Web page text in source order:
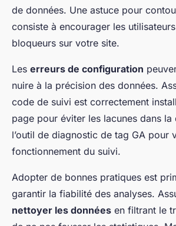
de données. Une astuce pour
consiste à encourager les
bloqueurs sur votre site.
Les erreurs de configuration
nuire à la précision des données.
code de suivi est correctement
page pour éviter les lacunes dans
l’outil de diagnostic de tag GA pour
fonctionnement du suivi.
Adopter de bonnes pratiques est
garantir la fiabilité des analyses.
nettoyer les données en filtrant le